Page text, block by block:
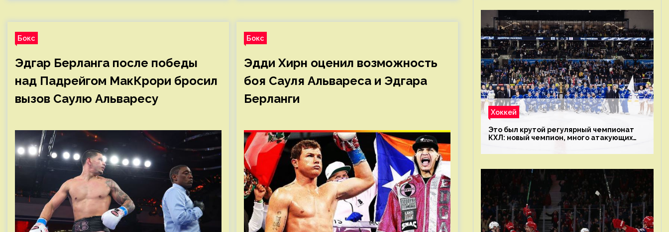
Бокс
Эдгар Берланга после победы
над Падрейгом МакКрори бросил
вызов Саулю Альваресу
Бокс
Эдди Хирн оценил возможность
боя Сауля Альвареса и Эдгара
Берланги
Хоккей
Это был крутой регулярный чемпионат
КХЛ: новый чемпион, много атакующих